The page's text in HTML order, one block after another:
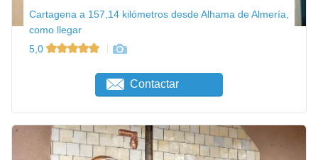
Cartagena a 157,14 kilómetros desde Alhama de Almería,
como llegar
5,0
Contactar